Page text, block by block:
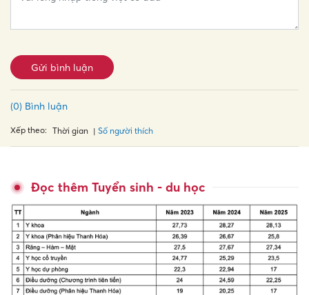
Gửi bình luận
(0) Bình luận
Xếp theo: Thời gian Số người thích
Đọc thêm Tuyển sinh - du học